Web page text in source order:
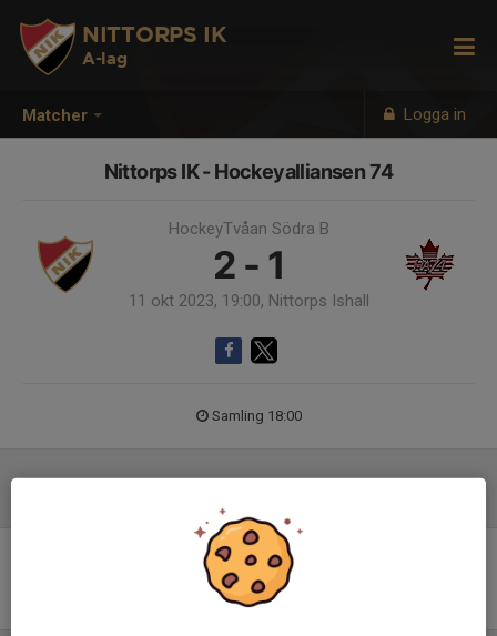
Matcher Logga in
NITTORPS IK
A-lag
Nittorps IK - Hockeyalliansen 74
HockeyTvåan Södra B
2 - 1
11 okt 2023, 19:00, Nittorps Ishall
Samling 18:00
Ingen uppställning ifylld